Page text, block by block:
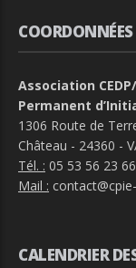
Association
Permanent
1306 Route de
Château - 24360 -
Tél. : 05 53 56 23 66
Mail :
CALENDRIER